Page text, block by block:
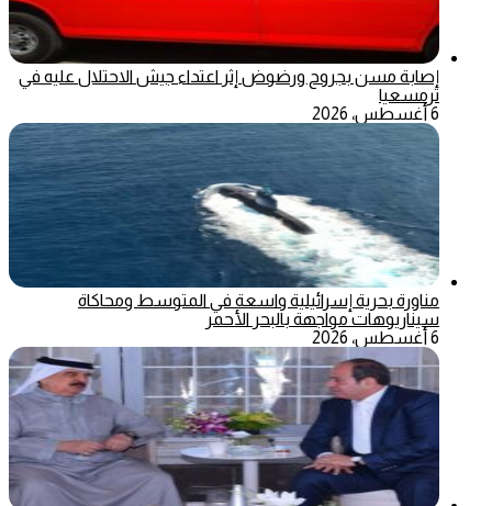
إصابة مسن بجروح ورضوض إثر اعتداء جيش الاحتلال عليه في
ترمسعيا
6 أغسطس، 2026
مناورة بحرية إسرائيلية واسعة في المتوسط ومحاكاة
سيناريوهات مواجهة بالبحر الأحمر
6 أغسطس، 2026